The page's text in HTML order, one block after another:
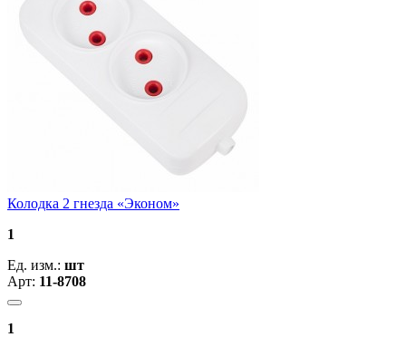
Колодка 2 гнезда «Эконом»
1
Ед. изм.: шт
Арт: 11-8708
1